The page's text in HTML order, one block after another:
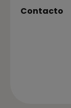
Contacto